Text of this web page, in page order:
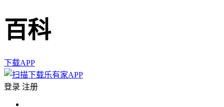
百科
下载APP
登录 注册